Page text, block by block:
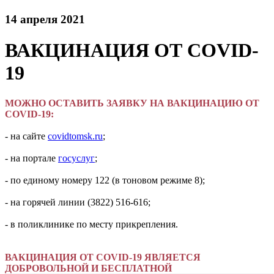
14 апреля 2021
ВАКЦИНАЦИЯ ОТ COVID-
19
МОЖНО ОСТАВИТЬ ЗАЯВКУ НА ВАКЦИНАЦИЮ ОТ
COVID-19:
- на сайте covidtomsk.ru;
- на портале госуслуг;
- по единому номеру 122 (в тоновом режиме 8);
- на горячей линии (3822) 516-616;
- в поликлинике по месту прикрепления.
ВАКЦИНАЦИЯ ОТ COVID-19 ЯВЛЯЕТСЯ
ДОБРОВОЛЬНОЙ И БЕСПЛАТНОЙ